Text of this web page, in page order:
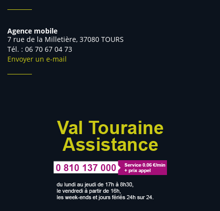
Agence mobile
7 rue de la Milletière, 37080 TOURS
Tél. : 06 70 67 04 73
Envoyer un e-mail